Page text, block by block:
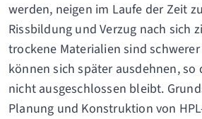
werden, neigen im Laufe der Zeit
Rissbildung und Verzug nach sich
trockene Materialien sind
können sich später ausdehnen, so
nicht ausgeschlossen bleibt.
Planung und Konstruktion von